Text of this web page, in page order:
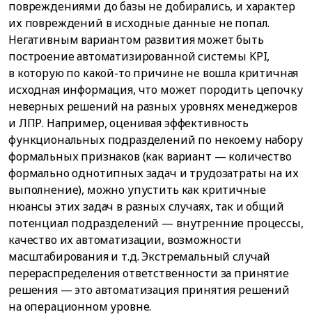
повреждениями до базы не добирались, и характер
их повреждений в исходные данные не попал.
Негативным вариантом развития может быть
построение автоматизированной системы KPI,
в которую по какой-то причине не вошла критичная
исходная информация, что может породить цепочку
неверных решений на разных уровнях менеджеров
и ЛПР. Например, оценивая эффективность
функциональных подразделений по некоему набору
формальных признаков (как вариант — количество
формально однотипных задач и трудозатраты на их
выполнение), можно упустить как критичные
нюансы этих задач в разных случаях, так и общий
потенциал подразделений — внутренние процессы,
качество их автоматизации, возможности
масштабирования и т.д. Экстремальный случай
перераспределения ответственности за принятие
решения — это автоматизация принятия решений
на операционном уровне.